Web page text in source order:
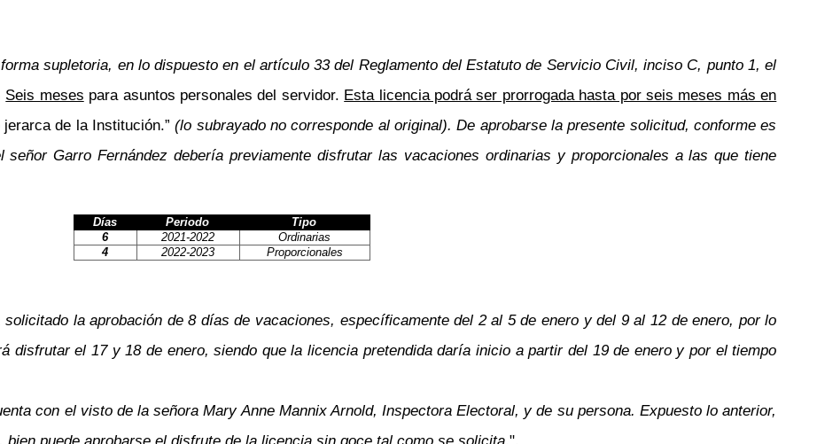
supletoria, en lo dispuesto en el artículo 33 del Reglamento del Estatuto de Servicio Civil, inciso C, punto 1, el
Seis meses para asuntos personales del servidor. Esta licencia podrá ser prorrogada hasta por seis meses más en
de la Institución.” (lo subrayado no corresponde al original). De aprobarse la presente solicitud, conforme es
Garro Fernández debería previamente disfrutar las vacaciones ordinarias y proporcionales a las que tiene
Días Periodo
Tipo
6
2021-2022
Ordinarias
4
2022-2023 Proporcionales
la aprobación de 8 días de vacaciones, específicamente del 2 al 5 de enero y del 9 al 12 de enero, por lo
disfrutar el 17 y 18 de enero, siendo que la licencia pretendida daría inicio a partir del 19 de enero y por el tiempo
con el visto de la señora Mary Anne Mannix Arnold, Inspectora Electoral, y de su persona. Expuesto lo anterior,
puede aprobarse el disfrute de la licencia sin goce tal como se solicita.".